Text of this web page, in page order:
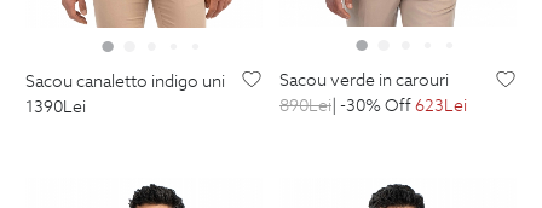
sacou canaletto indigo uni
1390Lei
sacou verde in carouri
890Lei| -30% Off623Lei